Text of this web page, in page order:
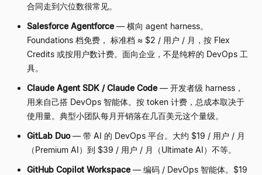
合同走到六位数很常见。
Salesforce Agentforce — 横向 agent harness。
Foundations 档免费， 标准档 ≈ $2 / 用户 / 月，按 Flex
Credits 或按用户数计费。面向企业，不是纯粹的 DevOps 工
具。
Claude Agent SDK / Claude Code — 开发者级 harness，
用来自己搭 DevOps 智能体。按 token 计费，总成本取决于
使用量。典型小团队每月开销落在几百美元这个量级。
GitLab Duo — 带 AI 的 DevOps 平台。大约 $19 / 用户 / 月
（Premium AI）到 $39 / 用户 / 月（Ultimate AI）不等。
GitHub Copilot Workspace — 编码 / DevOps 智能体。$19